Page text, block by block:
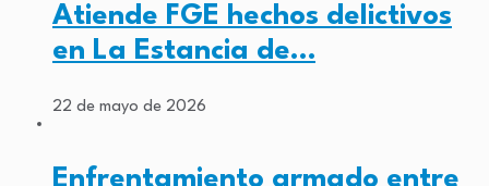
Atiende FGE hechos delictivos
en La Estancia de…
22 de mayo de 2026
Enfrentamiento armado entre